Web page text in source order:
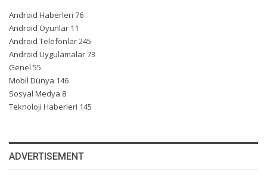
Android Haberleri 76
Android Oyunlar 11
Android Telefonlar245
Android Uygulamalar73
Genel 55
Mobil Dünya 146
Sosyal Medya 8
Teknoloji Haberleri 145
ADVERTISEMENT